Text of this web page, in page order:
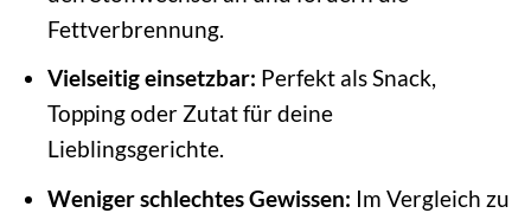
Fettverbrennung.
Vielseitig einsetzbar: Perfekt als Snack,
Topping oder Zutat für deine
Lieblingsgerichte.
Weniger schlechtes Gewissen: Im Vergleich zu